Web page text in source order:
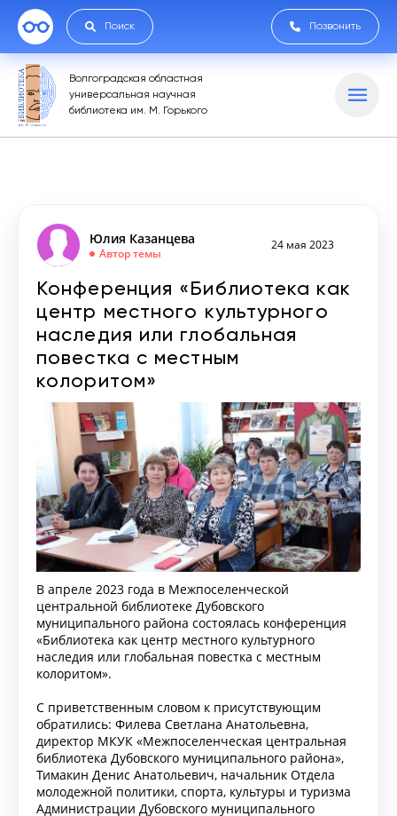
Поиск Позвонить
Волгоградская областная
универсальная научная
библиотека им. М. Горького
Юлия Казанцева
Автор темы
24 мая 2023
Конференция «Библиотека как
центр местного культурного
наследия или глобальная
повестка с местным
колоритом»
В апреле 2023 года в Межпоселенческой
центральной библиотеке Дубовского
муниципального района состоялась конференция
«Библиотека как центр местного культурного
наследия или глобальная повестка с местным
колоритом».
С приветственным словом к присутствующим
обратились: Филева Светлана Анатольевна,
директор МКУК «Межпоселенческая центральная
библиотека Дубовского муниципального района»,
Тимакин Денис Анатольевич, начальник Отдела
молодежной политики, спорта, культуры и туризма
Администрации Дубовского муниципального